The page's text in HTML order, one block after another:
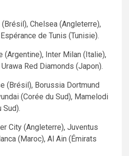
(Brésil), Chelsea (Angleterre),
de Tunis (Tunisie).
(Argentine), Inter Milan (Italie),
Red Diamonds (Japon).
(Brésil), Borussia Dortmund
(Corée du Sud), Mamelodi
Sud).
City (Angleterre), Juventus
(Maroc), Al Ain (Émirats